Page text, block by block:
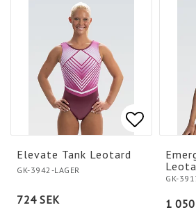
Lägg till
Lägg till
Elevate Tank Leotard
GK-3942-LAGER
724 SEK
GK-
1 050